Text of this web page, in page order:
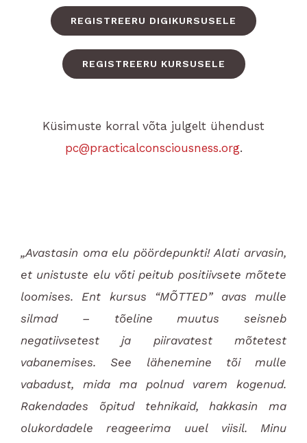
REGISTREERU DIGIKURSUSELE
REGISTREERU KURSUSELE
Küsimuste korral võta julgelt ühendust
pc@practicalconsciousness.org.
„Avastasin oma elu pöördepunkti! Alati arvasin,
et unistuste elu võti peitub positiivsete mõtete
loomises. Ent kursus “MÕTTED” avas mulle
silmad – tõeline muutus seisneb
negatiivsetest ja piiravatest mõtetest
vabanemises. See lähenemine tõi mulle
vabadust, mida ma polnud varem kogenud.
Rakendades õpitud tehnikaid, hakkasin ma
olukordadele reageerima uuel viisil. Minu